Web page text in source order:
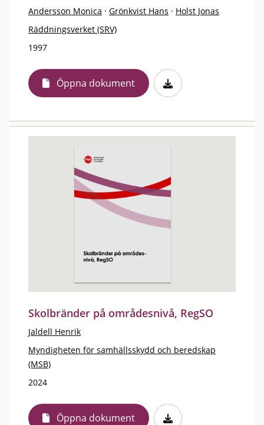
Andersson Monica · Grönkvist Hans · Holst Jonas
Räddningsverket (SRV)
1997
Öppna dokument
Skolbränder på områdesnivå, RegSO
Jaldell Henrik
Myndigheten för samhällsskydd och beredskap
(MSB)
2024
Öppna dokument